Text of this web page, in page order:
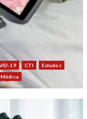
19 CTI
Estudos
Médica